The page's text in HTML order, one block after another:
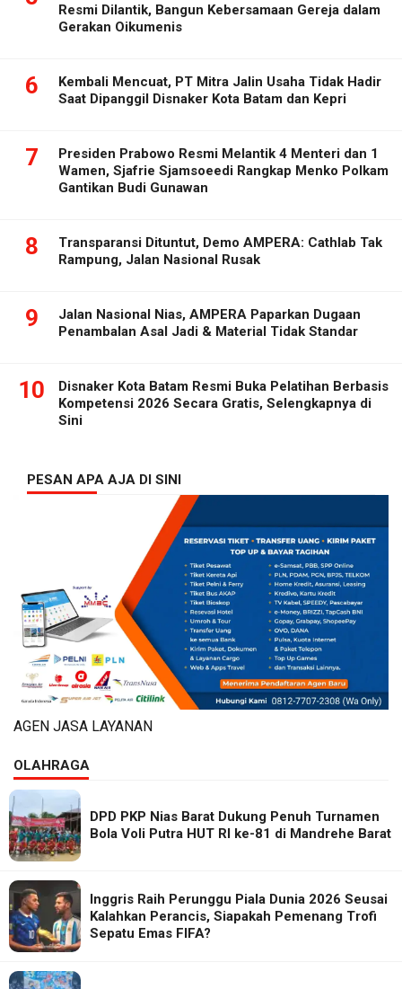
Resmi Dilantik, Bangun Kebersamaan Gereja dalam
Gerakan Oikumenis
6
Kembali Mencuat, PT Mitra Jalin Usaha Tidak Hadir
Saat Dipanggil Disnaker Kota Batam dan Kepri
7
Presiden Prabowo Resmi Melantik 4 Menteri dan 1
Wamen, Sjafrie Sjamsoeedi Rangkap Menko Polkam
Gantikan Budi Gunawan
8
Transparansi Dituntut, Demo AMPERA: Cathlab Tak
Rampung, Jalan Nasional Rusak
9
Jalan Nasional Nias, AMPERA Paparkan Dugaan
Penambalan Asal Jadi & Material Tidak Standar
10
Disnaker Kota Batam Resmi Buka Pelatihan Berbasis
Kompetensi 2026 Secara Gratis, Selengkapnya di
Sini
PESAN APA AJA DI SINI
AGEN JASA LAYANAN
OLAHRAGA
DPD PKP Nias Barat Dukung Penuh Turnamen
Bola Voli Putra HUT RI ke-81 di Mandrehe Barat
Inggris Raih Perunggu Piala Dunia 2026 Seusai
Kalahkan Perancis, Siapakah Pemenang Trofi
Sepatu Emas FIFA?